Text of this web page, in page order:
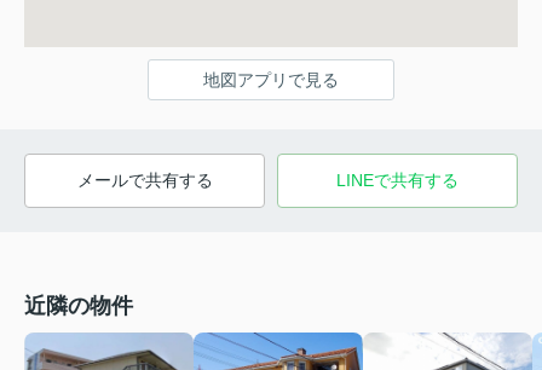
地図アプリで見る
メールで共有する LINEで共有する
近隣の物件